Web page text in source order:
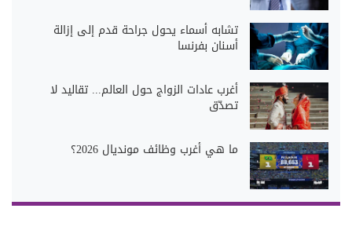
تشابه أسماء يحول جراحة قدم إلى إزالة
أسنان بفرنسا
أغرب عادات الزواج حول العالم... تقاليد لا
تصدّق
ما هي أغرب وظائف مونديال 2026؟